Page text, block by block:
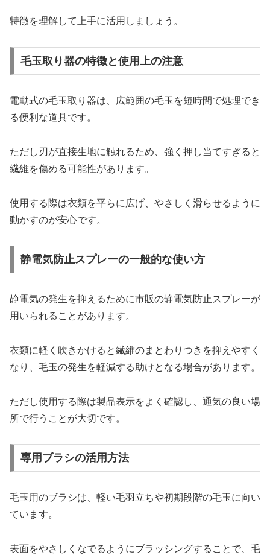
特徴を理解して上手に活用しましょう。
毛玉取り器の特徴と使用上の注意
電動式の毛玉取り器は、広範囲の毛玉を短時間で処理でき
る便利な道具です。
ただし刃が直接生地に触れるため、強く押し当てすぎると
繊維を傷める可能性があります。
使用する際は衣類を平らに広げ、やさしく滑らせるように
動かすのが安心です。
静電気防止スプレーの一般的な使い方
静電気の発生を抑えるために市販の静電気防止スプレーが
用いられることがあります。
衣類に軽く吹きかけると繊維のまとわりつきを抑えやすく
なり、毛玉の発生を軽減する助けとなる場合があります。
ただし使用する際は製品表示をよく確認し、通気の良い場
所で行うことが大切です。
専用ブラシの活用方法
毛玉用のブラシは、軽い毛羽立ちや初期段階の毛玉に向い
ています。
表面をやさしくなでるようにブラッシングすることで、毛